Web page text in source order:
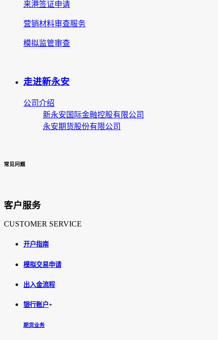
来港签证申请
营销材料审查服务
模拟监管审查
走进新永安
公司介绍
新永安国际金融控股有限公司
永安期货股份有限公司
常见问题
客户服务
CUSTOMER SERVICE
开户指南
模拟交易申请
出入金流程
银行账户+
期货业务